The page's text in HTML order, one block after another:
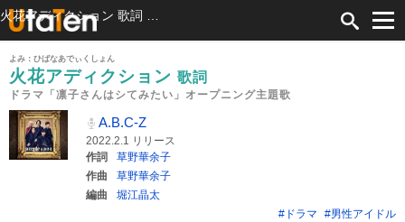
よみ：ひばなあでぃくしょん
火花アディクション 歌詞
ドラマ「凛子さんはシてみたい」オープニング主題歌
A.B.C-Z
2022.2.1 リリース
作詞
草野華余子
作曲
草野華余子
編曲
堀江晶太
#ドラマ
#男性アイドル